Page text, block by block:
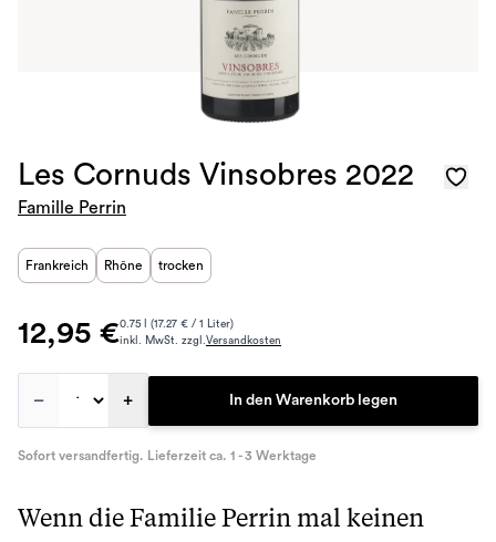
Les Cornuds Vinsobres 2022
Famille Perrin
Frankreich Rhône trocken
12,95 €0.75 l (17.27 € / 1 Liter)
inkl. MwSt. zzgl.Versandkosten
– + In den Warenkorb legen
Sofort versandfertig. Lieferzeit ca. 1 - 3 Werktage
Wenn die Familie Perrin mal keinen